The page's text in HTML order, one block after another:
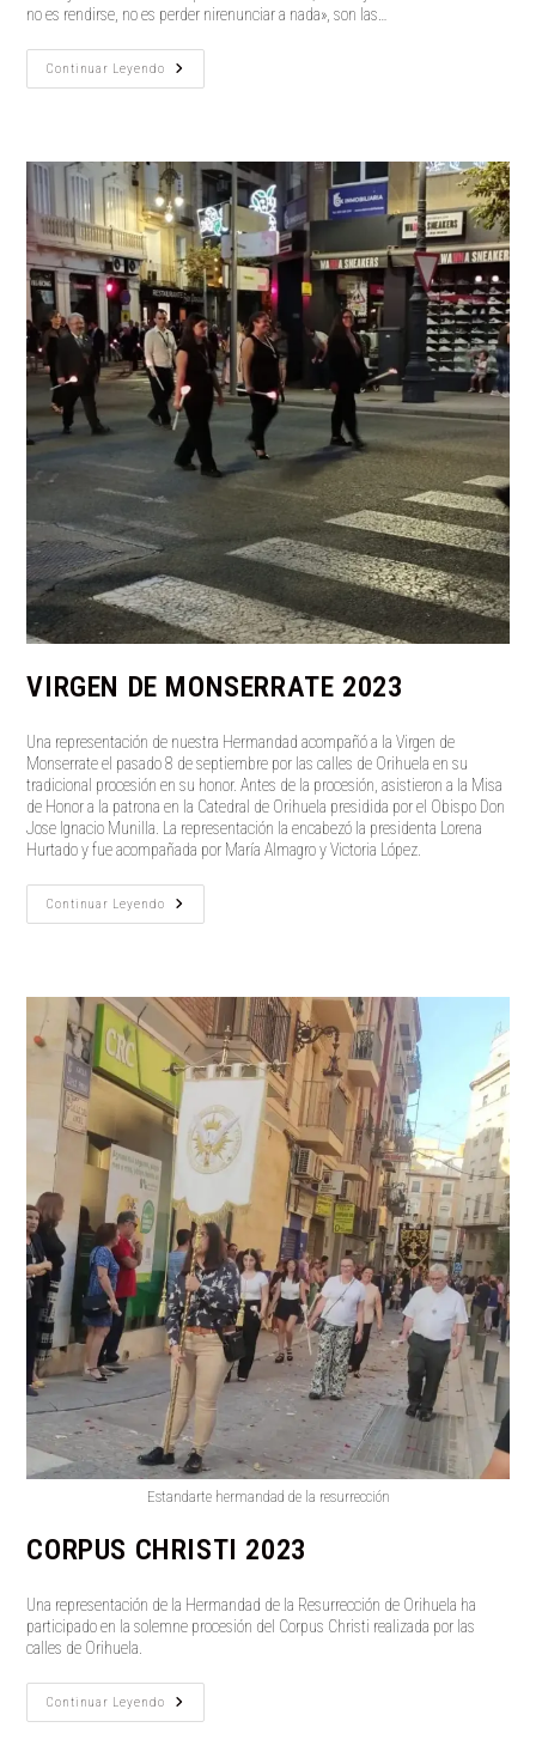
no es rendirse, no es perder nirenunciar a nada», son las…
Continuar Leyendo
DÍA
INTERNACIONAL
VIRGEN DE MONSERRATE 2023
Una representación de nuestra Hermandad acompañó a la Virgen de
Monserrate el pasado 8 de septiembre por las calles de Orihuela en su
tradicional procesión en su honor. Antes de la procesión, asistieron a la Misa
de Honor a la patrona en la Catedral de Orihuela presidida por el Obispo Don
Jose Ignacio Munilla. La representación la encabezó la presidenta Lorena
Hurtado y fue acompañada por María Almagro y Victoria López.
Continuar Leyendo
VIRGEN
DE
Estandarte hermandad de la resurrección
CORPUS CHRISTI 2023
Una representación de la Hermandad de la Resurrección de Orihuela ha
participado en la solemne procesión del Corpus Christi realizada por las
calles de Orihuela.
Continuar Leyendo
CORPUS
CHRISTI